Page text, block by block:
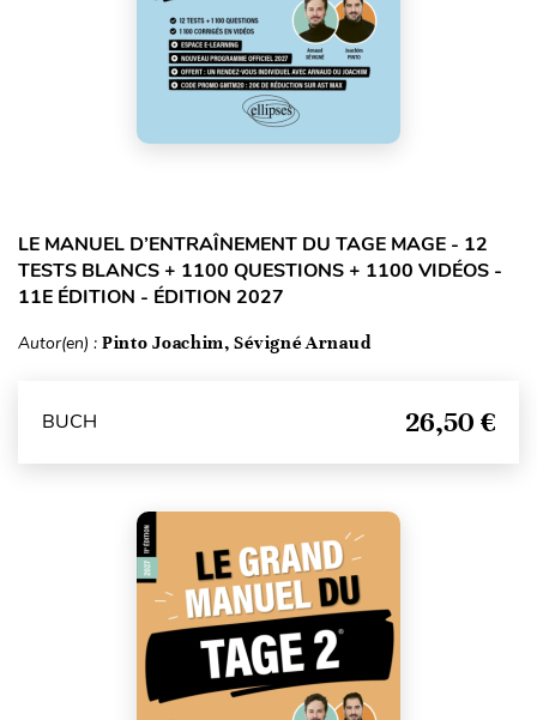
LE MANUEL D’ENTRAÎNEMENT DU TAGE MAGE - 12
TESTS BLANCS + 1100 QUESTIONS + 1100 VIDÉOS -
11E ÉDITION - ÉDITION 2027
Autor(en) : Pinto Joachim, Sévigné Arnaud
BUCH 26,50 €